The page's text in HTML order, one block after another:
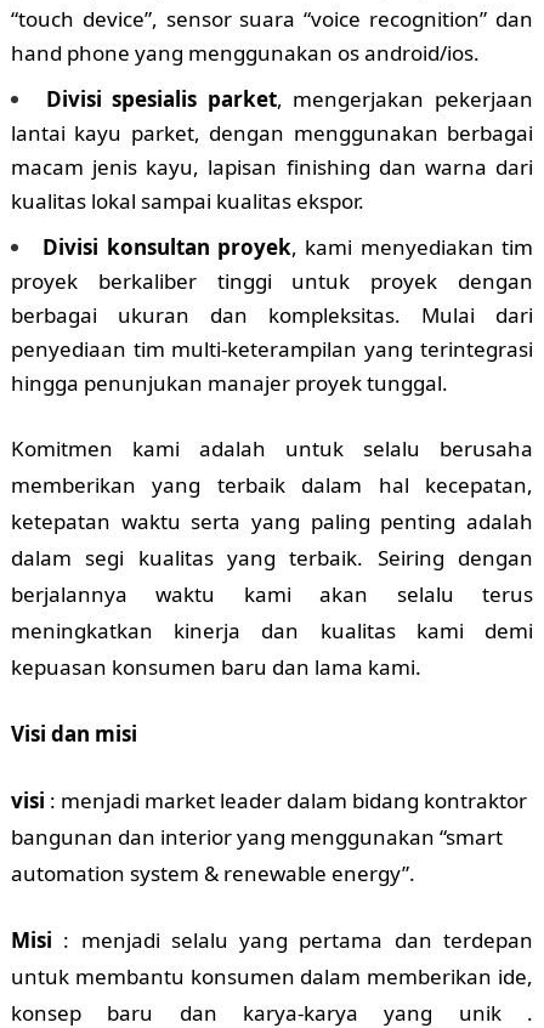
“touch device”, sensor suara “voice recognition” dan
hand phone yang menggunakan os android/ios.
Divisi spesialis parket, mengerjakan pekerjaan
lantai kayu parket, dengan menggunakan berbagai
macam jenis kayu, lapisan finishing dan warna dari
kualitas lokal sampai kualitas ekspor.
Divisi konsultan proyek, kami menyediakan tim
proyek berkaliber tinggi untuk proyek dengan
berbagai ukuran dan kompleksitas. Mulai dari
penyediaan tim multi-keterampilan yang terintegrasi
hingga penunjukan manajer proyek tunggal.
Komitmen kami adalah untuk selalu berusaha
memberikan yang terbaik dalam hal kecepatan,
ketepatan waktu serta yang paling penting adalah
dalam segi kualitas yang terbaik. Seiring dengan
berjalannya waktu kami akan selalu terus
meningkatkan kinerja dan kualitas kami demi
kepuasan konsumen baru dan lama kami.
Visi dan misi
visi : menjadi market leader dalam bidang kontraktor
bangunan dan interior yang menggunakan “smart
automation system & renewable energy”.
Misi : menjadi selalu yang pertama dan terdepan
untuk membantu konsumen dalam memberikan ide,
konsep baru dan karya-karya yang unik .